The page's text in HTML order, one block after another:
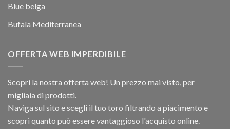
Blue belga
Bufala Mediterranea
OFFERTA WEB IMPERDIBILE
Scopri la nostra offerta web! Un prezzo mai visto, per
migliaia di prodotti.
Naviga sul sito e scegli il tuo toro filtrando a piacimento e
scopri quanto può essere vantaggioso l'acquisto online.